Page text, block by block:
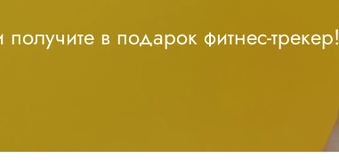
в подарок фитнес-трекер!